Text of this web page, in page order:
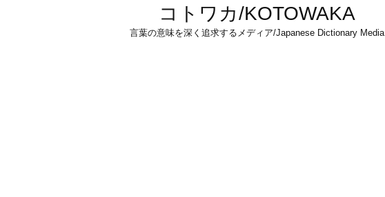
コトワカ/KOTOWAKA
言葉の意味を深く追求するメディア/Japanese Dictionary Media